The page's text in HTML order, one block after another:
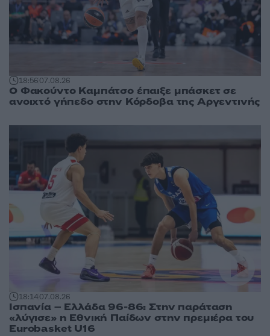
18:5607.08.26
Ο Φακούντο Καμπάτσο έπαιξε μπάσκετ σε
ανοιχτό γήπεδο στην Κόρδοβα της Αργεντινής
18:1407.08.26
Ισπανία – Ελλάδα 96-86: Στην παράταση
«λύγισε» η Εθνική Παίδων στην πρεμιέρα του
Eurobasket U16